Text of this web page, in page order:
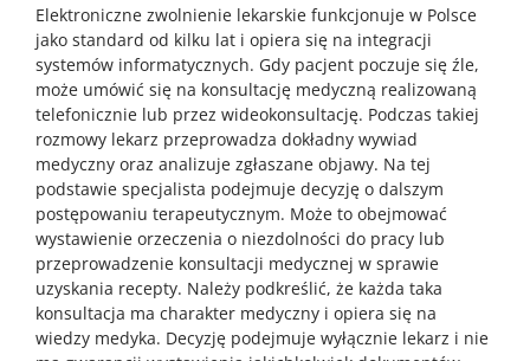
Elektroniczne zwolnienie lekarskie funkcjonuje w Polsce
jako standard od kilku lat i opiera się na integracji
systemów informatycznych. Gdy pacjent poczuje się źle,
może umówić się na konsultację medyczną realizowaną
telefonicznie lub przez wideokonsultację. Podczas takiej
rozmowy lekarz przeprowadza dokładny wywiad
medyczny oraz analizuje zgłaszane objawy. Na tej
podstawie specjalista podejmuje decyzję o dalszym
postępowaniu terapeutycznym. Może to obejmować
wystawienie orzeczenia o niezdolności do pracy lub
przeprowadzenie konsultacji medycznej w sprawie
uzyskania recepty. Należy podkreślić, że każda taka
konsultacja ma charakter medyczny i opiera się na
wiedzy medyka. Decyzję podejmuje wyłącznie lekarz i nie